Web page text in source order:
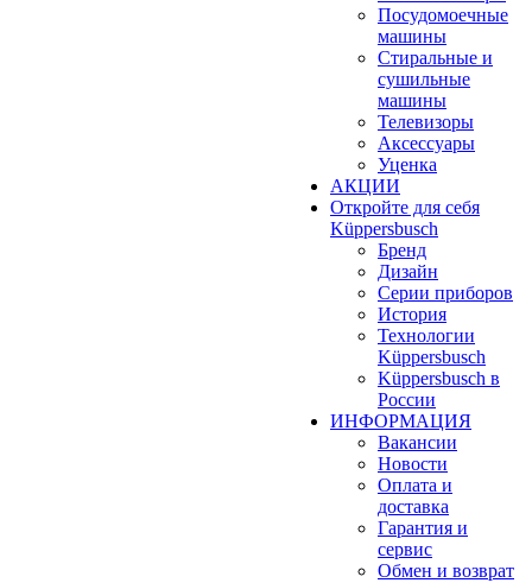
Посудомоечные
машины
Стиральные и
сушильные
машины
Телевизоры
Аксессуары
Уценка
АКЦИИ
Откройте для себя
Küppersbusch
Бренд
Дизайн
Серии приборов
История
Технологии
Küppersbusch
Küppersbusch в
России
ИНФОРМАЦИЯ
Вакансии
Новости
Оплата и
доставка
Гарантия и
сервис
Обмен и возврат